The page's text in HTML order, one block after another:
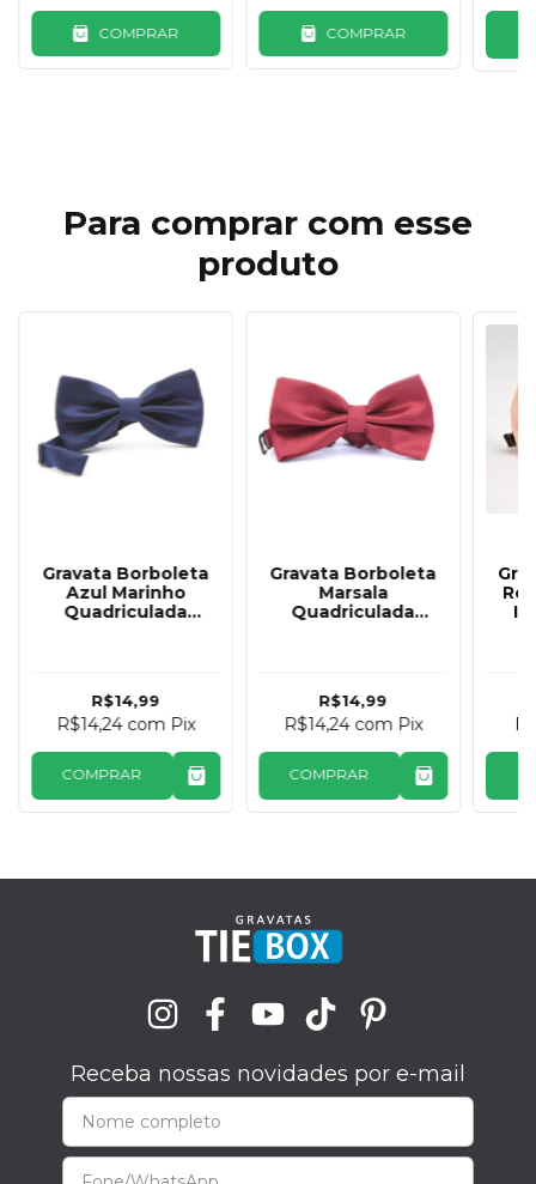
COMPRAR COMPRAR
Para comprar com esse
produto
Gravata Borboleta
Azul Marinho
Quadriculada
R$14,99
R$14,24 com Pix
COMPRAR
Gravata Borboleta
Marsala
Quadriculada
R$14,99
R$14,24 com Pix
COMPRAR
Receba nossas novidades por e-mail